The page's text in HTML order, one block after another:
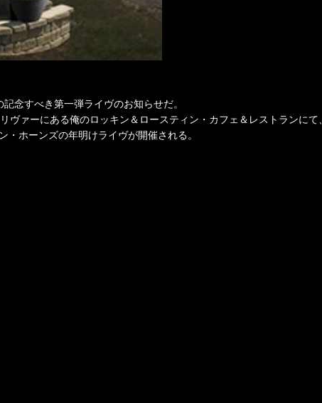
念すべき第一弾ライヴのお知らせだ。
ァーにある俺のロッキン＆ロースティン・カフェ＆レストランにて、
ホーンズの年明けライヴが開催される。